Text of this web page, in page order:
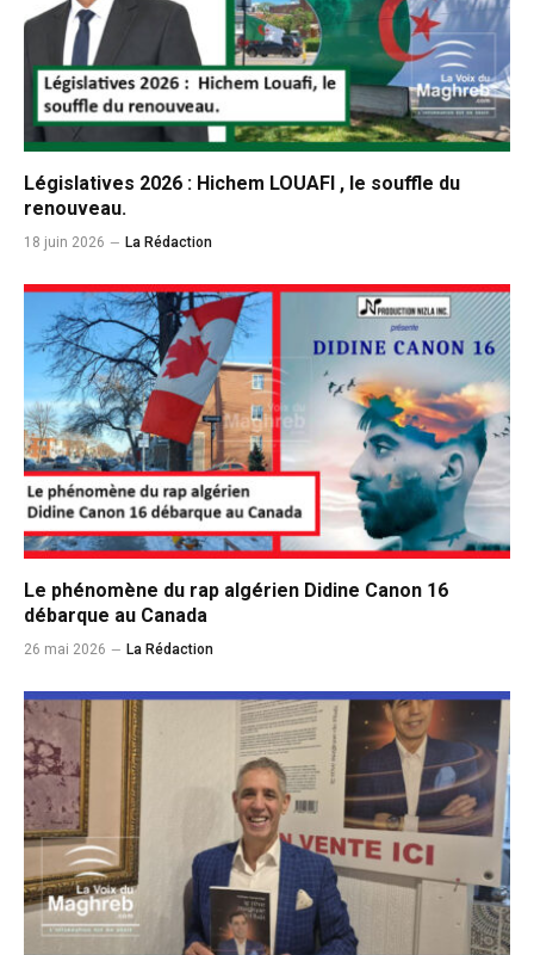
Législatives 2026 : Hichem LOUAFI , le souffle du
renouveau.
18 juin 2026 La Rédaction
Le phénomène du rap algérien Didine Canon 16
débarque au Canada
26 mai 2026 La Rédaction